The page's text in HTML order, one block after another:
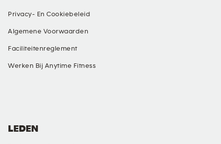
Privacy- En Cookiebeleid
Algemene Voorwaarden
Faciliteitenreglement
Werken Bij Anytime Fitness
LEDEN